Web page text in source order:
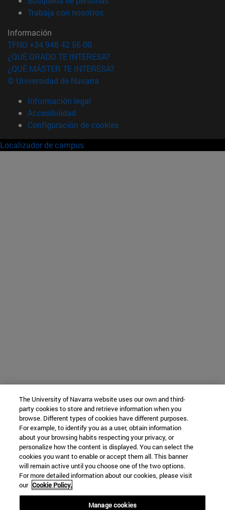
Trabaja con nosotros(abre en nueva ventana)
Información
TFNO +34 948 42 56 00
¿QUÉ GRADO TE INTERESA?
¿QUÉ MÁSTER TE INTERESA?
© Universidad de Navarra
Información legal
Accesibilidad
Configuración de cookies
Localizador de campus
The University of Navarra website uses our own and third-
party cookies to store and retrieve information when you
browse. Different types of cookies have different purposes.
For example, to identify you as a user, obtain information
about your browsing habits respecting your privacy, or
personalize how the content is displayed. You can select the
cookies you want to enable or accept them all. This banner
will remain active until you choose one of the two options.
For more detailed information about our cookies, please visit
our Cookie Policy.
Manage cookies